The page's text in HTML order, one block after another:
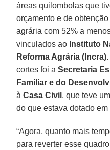
áreas quilombolas que
orçamento e de
agrária com 52% a
vinculados ao Instituto
Reforma Agrária (Incra)
cortes foi aSecretaria
Familiar e do
àCasa Civil , que teve
do que estava dotado em
“Agora, quanto mais
para reverter esse